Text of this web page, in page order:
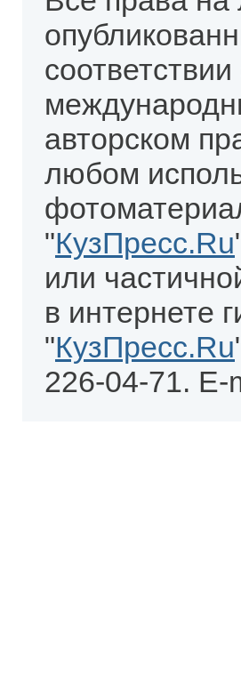
авторском
любом
"КузПресс.Ru
или
в интернете
"КузПресс.Ru
226-04-71. E-